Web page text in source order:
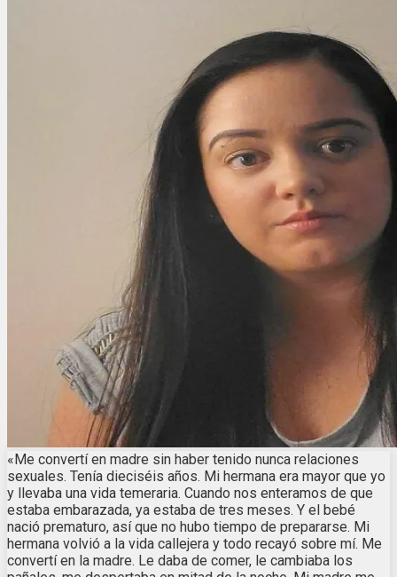
«Me convertí en madre sin haber tenido nunca relaciones
sexuales. Tenía dieciséis años. Mi hermana era mayor que yo
y llevaba una vida temeraria. Cuando nos enteramos de que
estaba embarazada, ya estaba de tres meses. Y el bebé
nació prematuro, así que no hubo tiempo de prepararse. Mi
hermana volvió a la vida callejera y todo recayó sobre mí. Me
convertí en la madre. Le daba de comer, le cambiaba los